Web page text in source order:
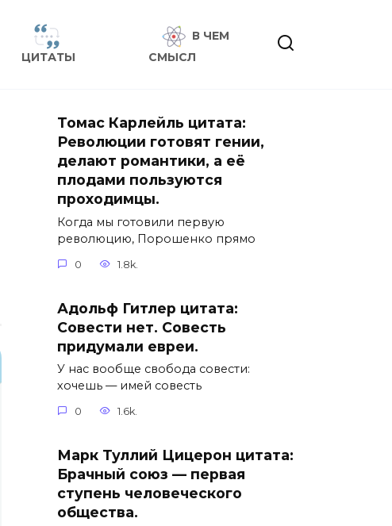
ЦИТАТЫ
В ЧЕМ
СМЫСЛ
Томас Карлейль цитата:
Революции готовят гении,
делают романтики, а её
плодами пользуются
проходимцы.
Когда мы готовили первую
революцию, Порошенко прямо
0 1.8k.
Адольф Гитлер цитата:
Совести нет. Совесть
придумали евреи.
У нас вообще свобода совести:
хочешь — имей совесть
0 1.6k.
Марк Туллий Цицерон цитата:
Брачный союз — первая
ступень человеческого
общества.